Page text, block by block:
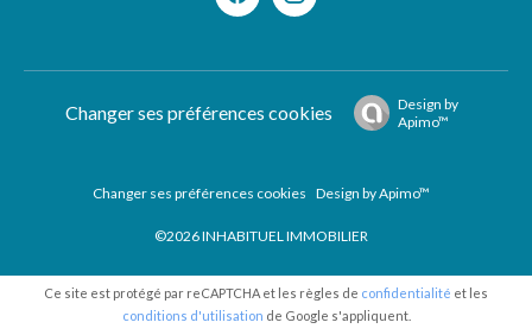
Changer ses préférences cookies
Design by
Apimo™
Changer ses préférences cookies Design byApimo™
©2026 INHABITUEL IMMOBILIER
Ce site est protégé par reCAPTCHA et les règles de confidentialité et les
conditions d'utilisation de Google s'appliquent.